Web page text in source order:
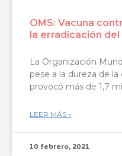
OMS: Vacuna
la erradicación del
La Organización
pese a la dureza de la
provocó más de 1,7
LEER MÁS »
10 febrero, 2021